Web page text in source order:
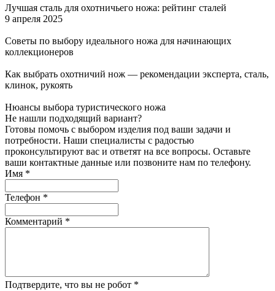
Лучшая сталь для охотничьего ножа: рейтинг сталей
9 апреля 2025
Советы по выбору идеального ножа для начинающих
коллекционеров
Как выбрать охотничий нож — рекомендации эксперта, сталь,
клинок, рукоять
Нюансы выбора туристического ножа
Не нашли подходящий вариант?
Готовы помочь с выбором изделия под ваши задачи и
потребности. Наши специалисты с радостью
проконсультируют вас и ответят на все вопросы. Оставьте
ваши контактные данные или позвоните нам по телефону.
Имя *
Телефон *
Комментарий *
Подтвердите, что вы не робот *